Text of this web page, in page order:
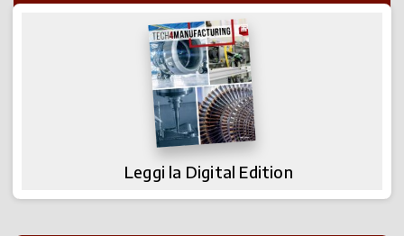
Leggi la Digital Edition